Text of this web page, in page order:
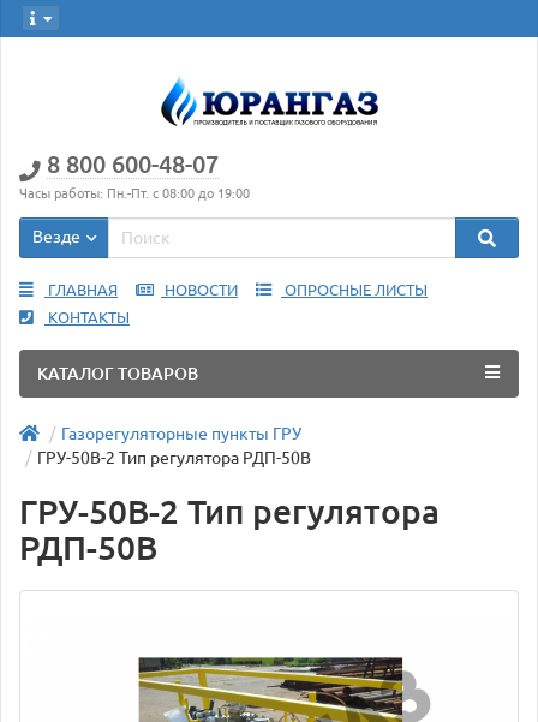
8 800 600-48-07
Часы работы: Пн.-Пт. с 08:00 до 19:00
Везде
ГЛАВНАЯ НОВОСТИ
ОПРОСНЫЕ ЛИСТЫ
КОНТАКТЫ
КАТАЛОГ ТОВАРОВ
Газорегуляторные пункты ГРУ
ГРУ-50В-2 Тип регулятора РДП-50В
ГРУ-50В-2 Тип регулятора
РДП-50В